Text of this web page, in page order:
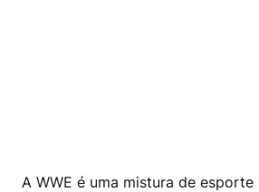
A WWE é uma mistura de